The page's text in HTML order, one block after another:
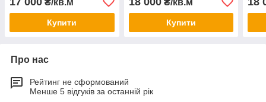
Купити Купити
Про нас
Рейтинг не сформований
Менше 5 відгуків за останній рік